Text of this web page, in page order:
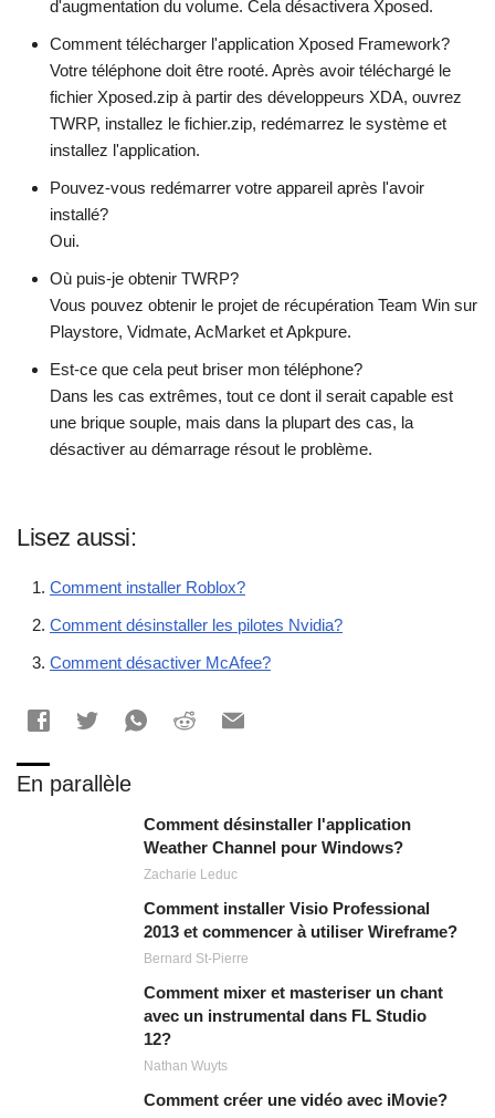
d'augmentation du volume. Cela désactivera Xposed.
Comment télécharger l'application Xposed Framework?
Votre téléphone doit être rooté. Après avoir téléchargé le
fichier Xposed.zip à partir des développeurs XDA, ouvrez
TWRP, installez le fichier.zip, redémarrez le système et
installez l'application.
Pouvez-vous redémarrer votre appareil après l'avoir
installé?
Oui.
Où puis-je obtenir TWRP?
Vous pouvez obtenir le projet de récupération Team Win sur
Playstore, Vidmate, AcMarket et Apkpure.
Est-ce que cela peut briser mon téléphone?
Dans les cas extrêmes, tout ce dont il serait capable est
une brique souple, mais dans la plupart des cas, la
désactiver au démarrage résout le problème.
Lisez aussi:
Comment installer Roblox?
Comment désinstaller les pilotes Nvidia?
Comment désactiver McAfee?
En parallèle
Comment désinstaller l'application
Weather Channel pour Windows?
Zacharie Leduc
Comment installer Visio Professional
2013 et commencer à utiliser Wireframe?
Bernard St-Pierre
Comment mixer et masteriser un chant
avec un instrumental dans FL Studio
12?
Nathan Wuyts
Comment créer une vidéo avec iMovie?